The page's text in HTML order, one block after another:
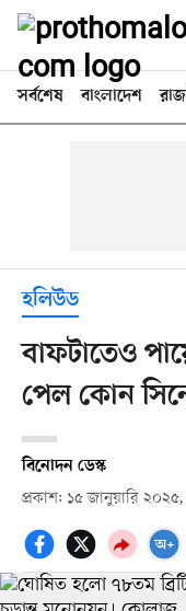
সর্বশেষ বাংলাদেশ
হলিউড
বাফটাতেও
পেল কোন
বিনোদন ডেস্ক
প্রকাশ: ১৫ জানুয়ারি